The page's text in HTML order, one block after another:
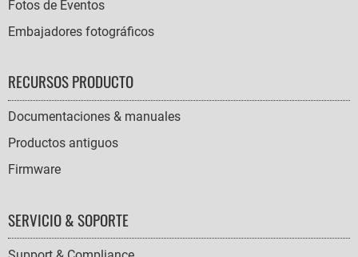
Fotos de Eventos
Embajadores fotográficos
RECURSOS PRODUCTO
Documentaciones & manuales
Productos antiguos
Firmware
SERVICIO & SOPORTE